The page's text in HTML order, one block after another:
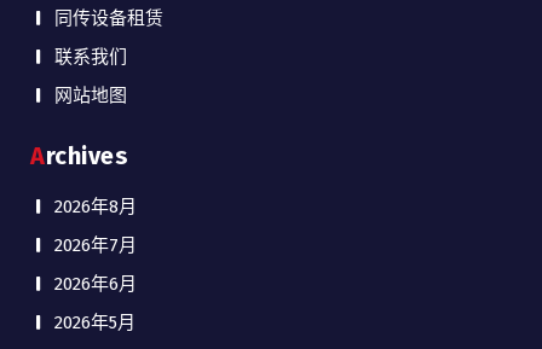
同传设备租赁
联系我们
网站地图
Archives
2026年8月
2026年7月
2026年6月
2026年5月